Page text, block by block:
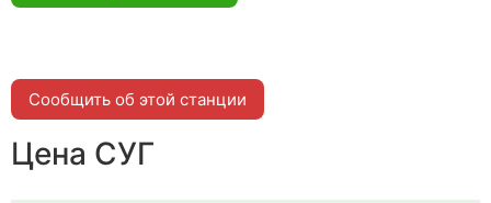
Сообщить об этой станции
Цена СУГ